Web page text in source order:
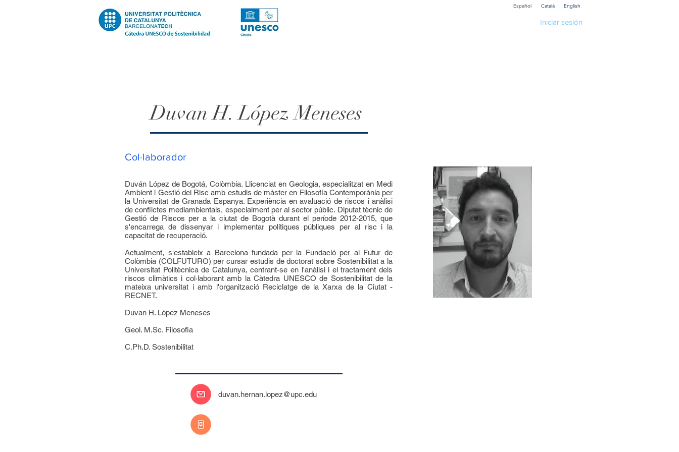
Español Català English
Iniciar sesión
Duvan H. López Meneses
Col·laborador
Duván López de Bogotá, Colòmbia. Llicenciat en Geologia, especialitzat en Medi
Ambient i Gestió del Risc amb estudis de màster en Filosofia Contemporània per
la Universitat de Granada Espanya. Experiència en avaluació de riscos i anàlisi
de conflictes mediambientals, especialment per al sector públic. Diputat tècnic de
Gestió de Riscos per a la ciutat de Bogotà durant el període 2012-2015, que
s'encarrega de dissenyar i implementar polítiques públiques per al risc i la
capacitat de recuperació.
Actualment, s'estableix a Barcelona fundada per la Fundació per al Futur de
Colòmbia (COLFUTURO) per cursar estudis de doctorat sobre Sostenibilitat a la
Universitat Politècnica de Catalunya, centrant-se en l'anàlisi i el tractament dels
riscos climàtics i col·laborant amb la Càtedra UNESCO de Sostenibilitat de la
mateixa universitat i amb l'organització Reciclatge de la Xarxa de la Ciutat -
RECNET.
Duvan H. López Meneses
Geol. M.Sc. Filosofia
C.Ph.D. Sostenibilitat
duvan.hernan.lopez@upc.edu